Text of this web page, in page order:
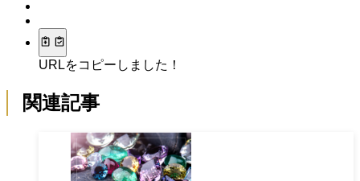
URLをコピーしました！
関連記事